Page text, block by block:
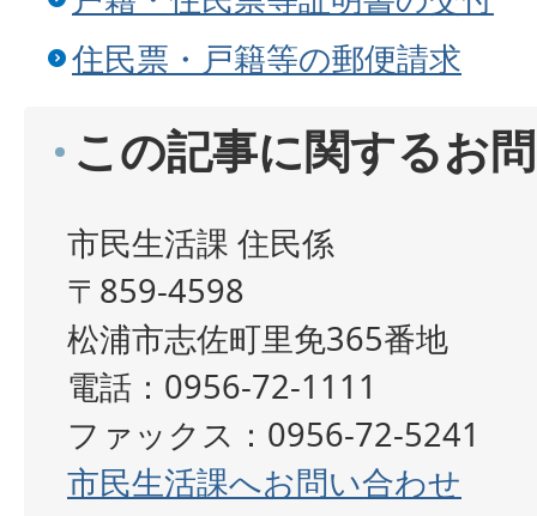
住民票・戸籍等の郵便請求
この記事に関するお
市民生活課 住民係
〒859-4598
松浦市志佐町里免365番地
電話：0956-72-1111
ファックス：0956-72-5241
市民生活課へお問い合わせ